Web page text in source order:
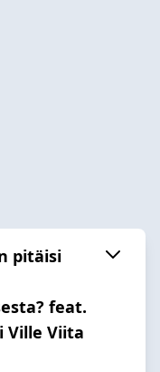
pitäisi
feat.
Viita